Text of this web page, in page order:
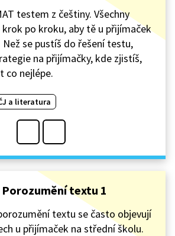
testem z češtiny. Všechny
po kroku, aby tě u přijímaček
Než se pustíš do řešení testu,
na přijímačky, kde zjistíš,
co nejlépe.
a literatura
textu 1
textu se často objevují
u přijímaček na střední školu.